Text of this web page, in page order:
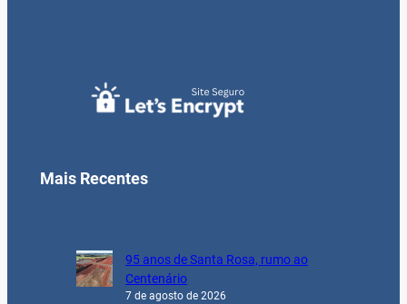
Mais Recentes
95 anos de Santa Rosa, rumo ao
Centenário
7 de agosto de 2026